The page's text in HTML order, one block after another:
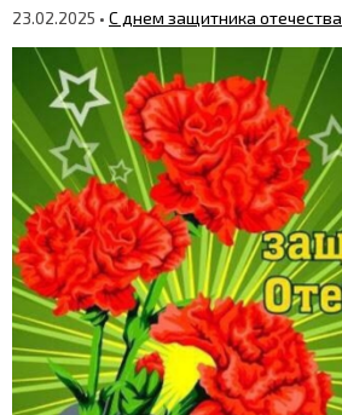
23.02.2025 • C днем защитника отечества